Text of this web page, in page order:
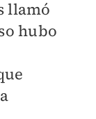
llamó
hubo